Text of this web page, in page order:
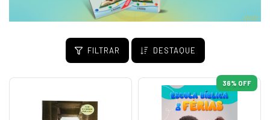
FILTRAR DESTAQUE
36% OFF